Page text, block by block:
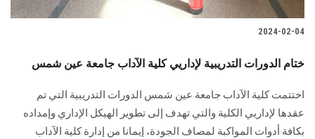
2024-02-04
ختام الدورات التدريبية لإداريي كلية الآداب جامعة عين شمس
اختتمت كلية الآداب جامعة عين شمس الدورات التدريبية التي تم
عقدها لإداريي الكلية والتي تهدف إلى تطوير ‏الهيكل الإداري وإمداده
بكافة أدوات المواكبة لمصاف الجودة، إيمانا من إدارة كلية الآداب